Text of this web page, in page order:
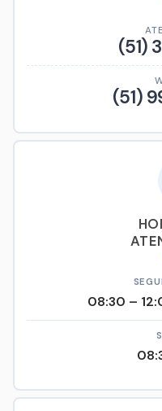
(51)
(51)
08:30 –